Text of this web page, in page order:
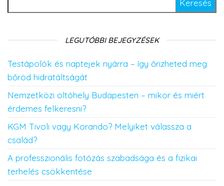
LEGUTÓBBI BEJEGYZÉSEK
Testápolók és naptejek nyárra – így őrizheted meg
bőröd hidratáltságát
Nemzetközi oltóhely Budapesten – mikor és miért
érdemes felkeresni?
KGM Tivoli vagy Korando? Melyiket válassza a
család?
A professzionális fotózás szabadsága és a fizikai
terhelés csökkentése